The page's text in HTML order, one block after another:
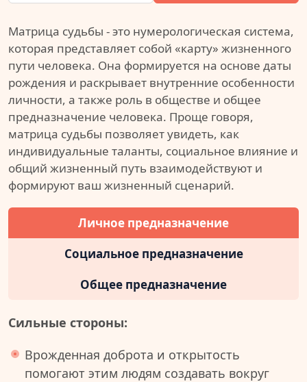
Матрица судьбы - это нумерологическая система,
которая представляет собой «карту» жизненного
пути человека. Она формируется на основе даты
рождения и раскрывает внутренние особенности
личности, а также роль в обществе и общее
предназначение человека. Проще говоря,
матрица судьбы позволяет увидеть, как
индивидуальные таланты, социальное влияние и
общий жизненный путь взаимодействуют и
формируют ваш жизненный сценарий.
Личное предназначение
Социальное предназначение
Общее предназначение
Сильные стороны:
Врожденная доброта и открытость
помогают этим людям создавать вокруг